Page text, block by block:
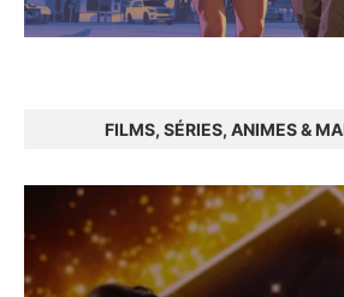
FILMS, SÉRIES, ANIMES &